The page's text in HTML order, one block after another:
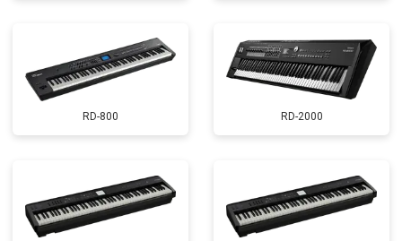
RD-800 RD-2000